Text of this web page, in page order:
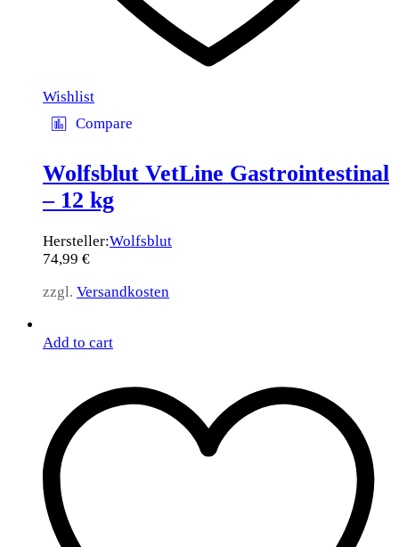
Wishlist
Compare
Wolfsblut VetLine Gastrointestinal
– 12 kg
Hersteller:Wolfsblut
74,99 €
zzgl. Versandkosten
Add to cart